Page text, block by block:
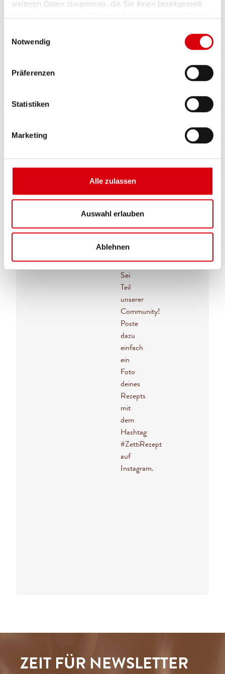
weiteren Daten zusammen, die Sie ihnen bereitgestellt
Notwendig
Präferenzen
Statistiken
Marketing
Alle zulassen
Auswahl erlauben
Ablehnen#ZettiRezept
Sei
Teil
unserer
Community!
Poste
dazu
einfach
ein
Foto
deines
Rezepts
mit
dem
Hashtag
#ZettiRezept
auf
Instagram.
ZEIT FÜR NEWSLETTER